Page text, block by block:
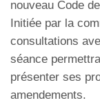
nouveau Code
Initiée par la
consultations
séance
présenter ses
amendements.